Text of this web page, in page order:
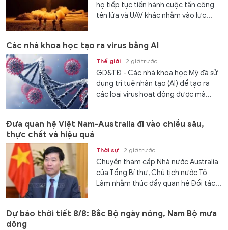
họ tiếp tục tiến hành cuộc tấn công
tên lửa và UAV khác nhằm vào lực...
Các nhà khoa học tạo ra virus bằng AI
Thế giới 2 giờ trước
GD&TĐ - Các nhà khoa học Mỹ đã sử
dụng trí tuệ nhân tạo (AI) để tạo ra
các loại virus hoạt động được mà...
Đưa quan hệ Việt Nam-Australia đi vào chiều sâu,
thực chất và hiệu quả
Thời sự 2 giờ trước
Chuyến thăm cấp Nhà nước Australia
của Tổng Bí thư, Chủ tịch nước Tô
Lâm nhằm thúc đẩy quan hệ Đối tác...
Dự báo thời tiết 8/8: Bắc Bộ ngày nóng, Nam Bộ mưa
dông